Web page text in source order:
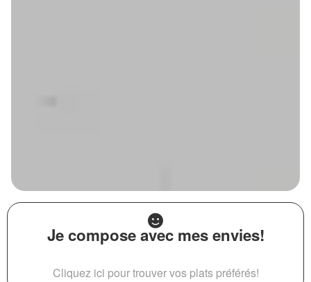
Je compose avec mes envies!
Cliquez ici pour trouver vos plats préférés!